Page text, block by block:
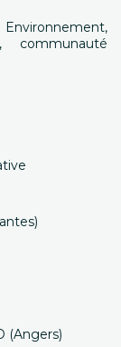
communauté
(Angers)